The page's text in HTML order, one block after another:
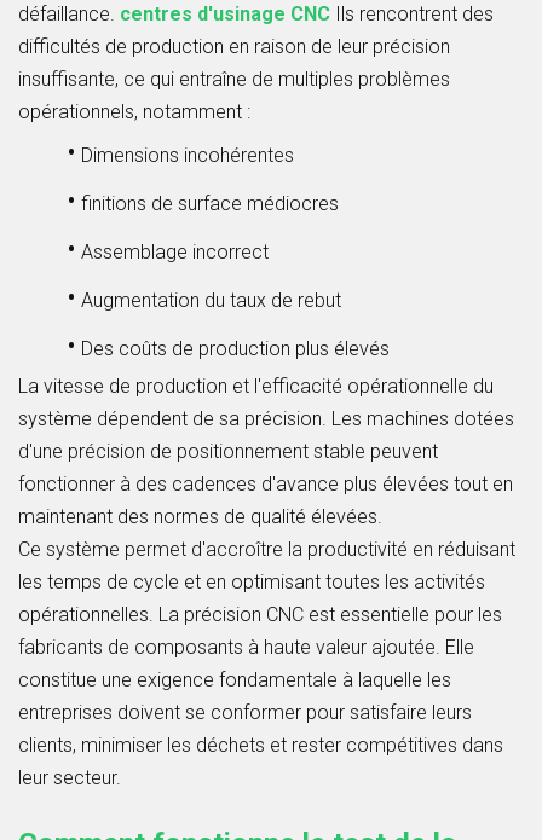
défaillance. centres d'usinage CNC Ils rencontrent des
difficultés de production en raison de leur précision
insuffisante, ce qui entraîne de multiples problèmes
opérationnels, notamment :
• Dimensions incohérentes
• finitions de surface médiocres
• Assemblage incorrect
• Augmentation du taux de rebut
• Des coûts de production plus élevés
La vitesse de production et l'efficacité opérationnelle du
système dépendent de sa précision. Les machines dotées
d'une précision de positionnement stable peuvent
fonctionner à des cadences d'avance plus élevées tout en
maintenant des normes de qualité élevées.
Ce système permet d'accroître la productivité en réduisant
les temps de cycle et en optimisant toutes les activités
opérationnelles. La précision CNC est essentielle pour les
fabricants de composants à haute valeur ajoutée. Elle
constitue une exigence fondamentale à laquelle les
entreprises doivent se conformer pour satisfaire leurs
clients, minimiser les déchets et rester compétitives dans
leur secteur.